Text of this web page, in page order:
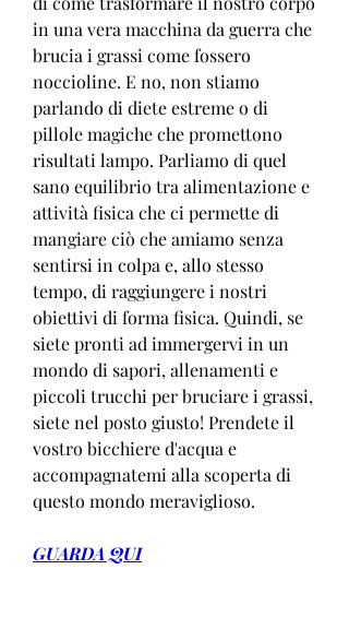
in una vera macchina da guerra che
brucia i grassi come fossero
noccioline. E no, non stiamo
parlando di diete estreme o di
pillole magiche che promettono
risultati lampo. Parliamo di quel
sano equilibrio tra alimentazione e
attività fisica che ci permette di
mangiare ciò che amiamo senza
sentirsi in colpa e, allo stesso
tempo, di raggiungere i nostri
obiettivi di forma fisica. Quindi, se
siete pronti ad immergervi in un
mondo di sapori, allenamenti e
piccoli trucchi per bruciare i grassi,
siete nel posto giusto! Prendete il
vostro bicchiere d'acqua e
accompagnatemi alla scoperta di
questo mondo meraviglioso.
GUARDA QUI